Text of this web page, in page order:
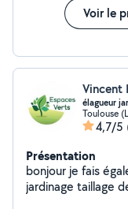
Voir le
Vincent
élagueur
Toulouse
4,7/5
Présentation
bonjour je fais
jardinage taillage